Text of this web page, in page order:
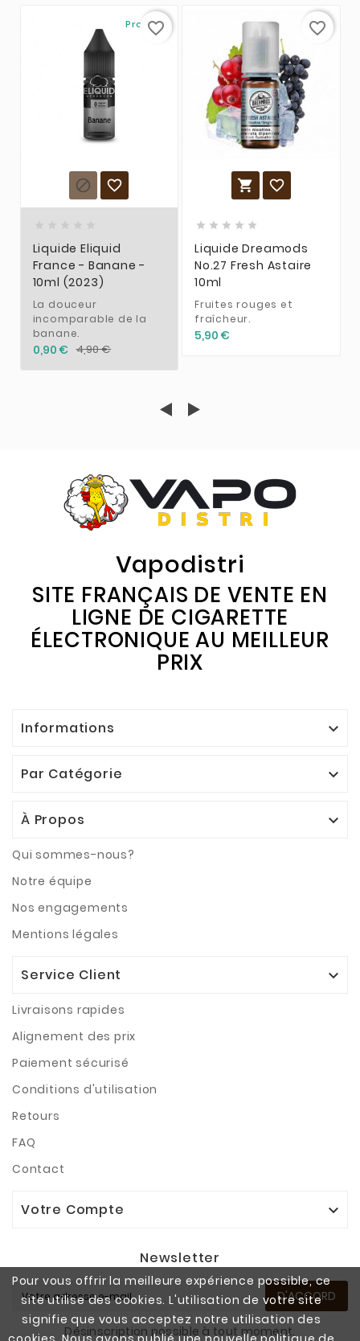
Pour vous offrir la meilleure expérience possible, ce
site utilise des cookies. L'utilisation de votre site
signifie que vous acceptez notre utilisation des
Promo !
 
Liquide Eliquid
France - Banane -
10ml (2023)
La douceur
incomparable de la
banane.
0,90 € 4,90 €
favorite_border
 
    
Liquide Dreamods
No.27 Fresh Astaire
10ml
Fruites rouges et
fraîcheur.
5,90 €
favorite_border
Vapodistri
SITE FRANÇAIS DE VENTE EN
LIGNE DE CIGARETTE
ÉLECTRONIQUE AU MEILLEUR
PRIX
Informations 
Par Catégorie 
À Propos 
Qui sommes-nous?
Notre équipe
Nos engagements
Mentions légales
Service Client 
Livraisons rapides
Alignement des prix
Paiement sécurisé
Conditions d'utilisation
Retours
FAQ
Contact
Votre Compte 
Newsletter
D'ACCORD
Désinscription possible à tout moment.